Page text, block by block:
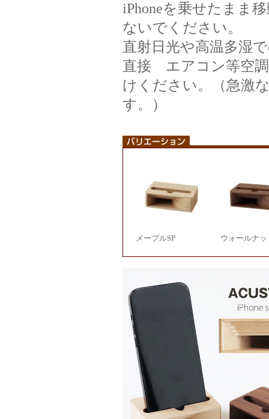
iPhoneを乗せたまま
ないでください。
直射日光や高温多湿
直接 エアコン等空
けください。（急激
す。）
メープルSP ウォールナッ